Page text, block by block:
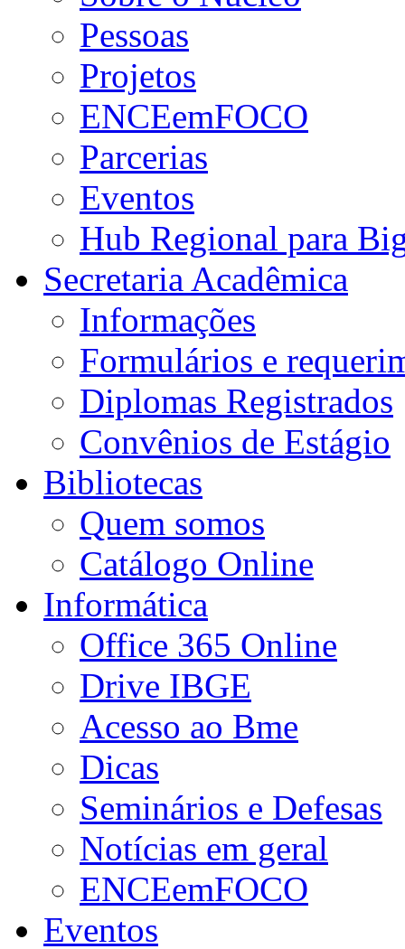
Pessoas
Projetos
ENCEemFOCO
Parcerias
Eventos
Hub Regional para
Secretaria Acadêmica
Informações
Formulários e
Diplomas Registrados
Convênios de Estágio
Bibliotecas
Quem somos
Catálogo Online
Informática
Office 365 Online
Drive IBGE
Acesso ao Bme
Dicas
Seminários e Defesas
Notícias em geral
ENCEemFOCO
Eventos